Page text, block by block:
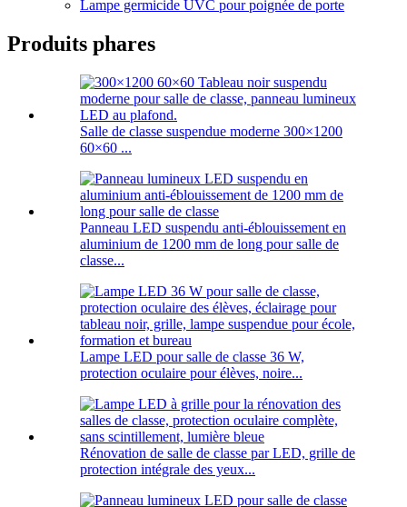
Lampe germicide UVC pour poignée de porte
Produits phares
Salle de classe suspendue moderne 300×1200
60×60 ...
Panneau LED suspendu anti-éblouissement en
aluminium de 1200 mm de long pour salle de
classe...
Lampe LED pour salle de classe 36 W,
protection oculaire pour élèves, noire...
Rénovation de salle de classe par LED, grille de
protection intégrale des yeux...